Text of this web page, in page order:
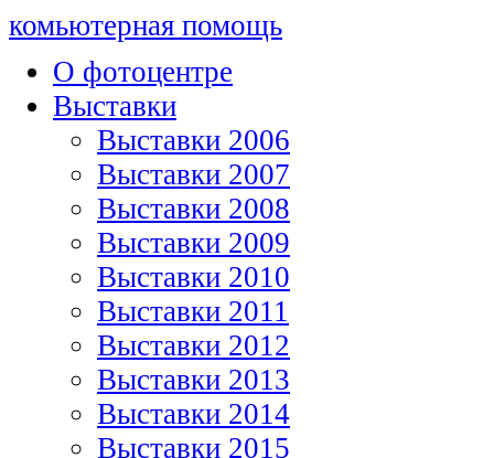
комьютерная помощь
О фотоцентре
Выставки
Выставки 2006
Выставки 2007
Выставки 2008
Выставки 2009
Выставки 2010
Выставки 2011
Выставки 2012
Выставки 2013
Выставки 2014
Выставки 2015